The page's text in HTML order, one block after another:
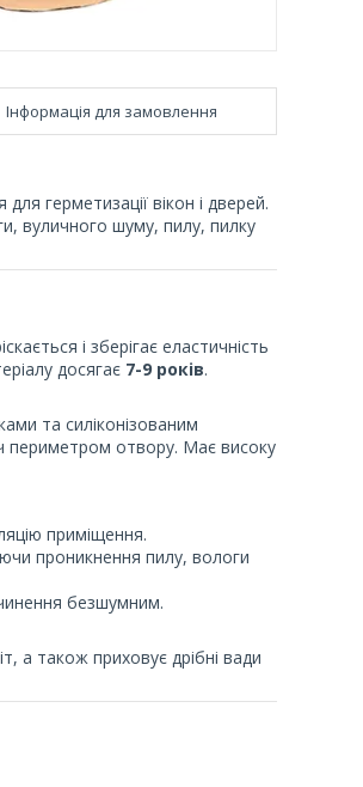
Інформація для замовлення
герметизації вікон і дверей.
вуличного шуму, пилу, пилку
і зберігає еластичність
досягає 7-9 років.
та силіконізованим
периметром отвору. Має високу
приміщення.
проникнення пилу, вологи
безшумним.
а також приховує дрібні вади